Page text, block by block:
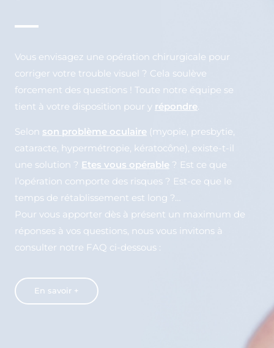
Vous envisagez une opération chirurgicale pour
corriger votre trouble visuel ? Cela soulève
forcement des questions ! Toute notre équipe se
tient à votre disposition pour y répondre
Selon son problème oculaire (myopie, presbytie,
cataracte, hypermétropie, kératocône), existe-t-il
une solution ? Etes vous opérable ? Est ce que
l’opération comporte des risques ? Est-ce que le
temps de rétablissement est long ?…
Pour vous apporter dès à présent un maximum de
réponses à vos questions, nous vous invitons à
consulter notre FAQ ci-dessous :
En savoir +